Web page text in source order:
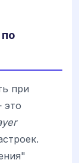
при
это